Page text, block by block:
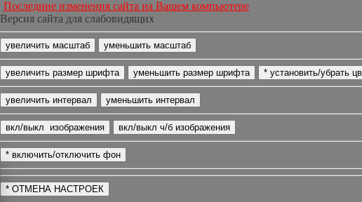
Последние изменения сайта на Вашем компьютере
Версия сайта для слабовидящих